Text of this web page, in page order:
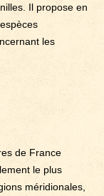
Il propose en
les
de France
le plus
méridionales,